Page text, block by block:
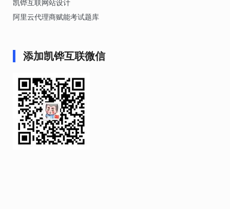
凯铧互联网站设计
阿里云代理商赋能考试题库
添加凯铧互联微信